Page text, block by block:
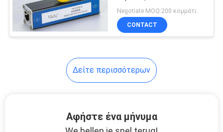
κύματος
Τύπος - προστάτης
Negotiate MOQ:200 κομμάτι
CONTACT
Δείτε περισσότερων
Αφήστε ένα μήνυμα